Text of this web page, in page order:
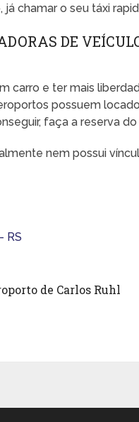
chamar o seu táxi
DE
carro e ter mais
possuem
faça a reserva do
nem possui
RS
de Carlos Ruhl